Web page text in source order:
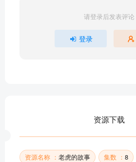
请登录后发表评论
登录
资源下载
资源名称 ： 老虎的故事 集数 ： 8